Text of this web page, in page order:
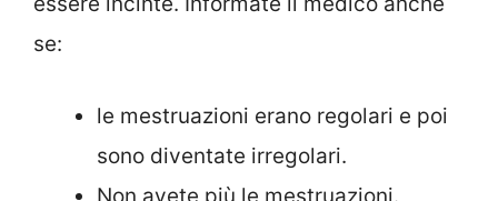
se:
le mestruazioni erano regolari e poi
sono diventate irregolari.
Non avete più le mestruazioni.